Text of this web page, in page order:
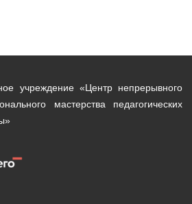
учреждение «Центр непрерывного
мастерства педагогических